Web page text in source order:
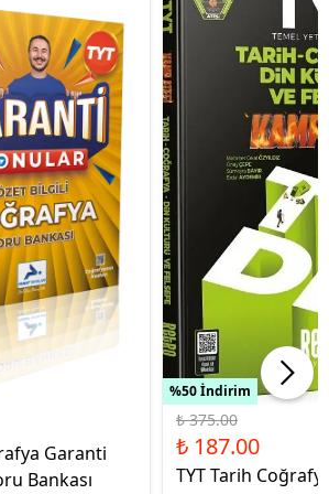
Garanti
Bankası
%50 İndirim
₺ 375.00
₺ 187.00
TYT Tarih